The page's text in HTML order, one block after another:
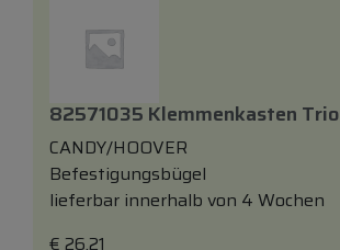
82571035 Klemmenkasten Trio
CANDY/HOOVER
Befestigungsbügel
lieferbar innerhalb von 4 Wochen
€ 26,21